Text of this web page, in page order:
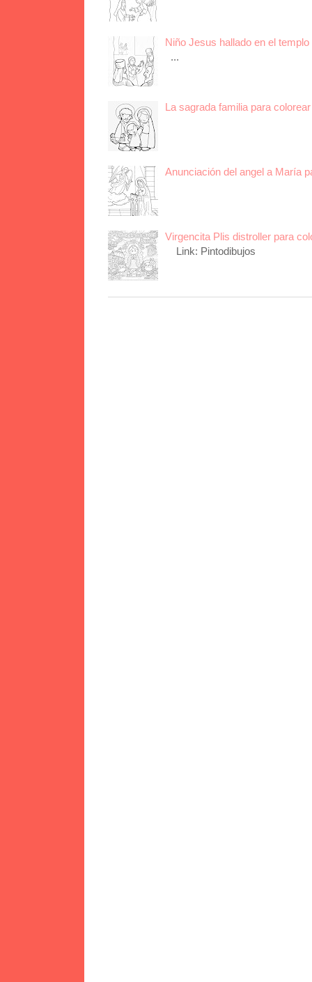
Niño Jesus hallado en el
...
La sagrada familia para
Anunciación del angel a María
Virgencita Plis distroller para
Link: Pintodibujos